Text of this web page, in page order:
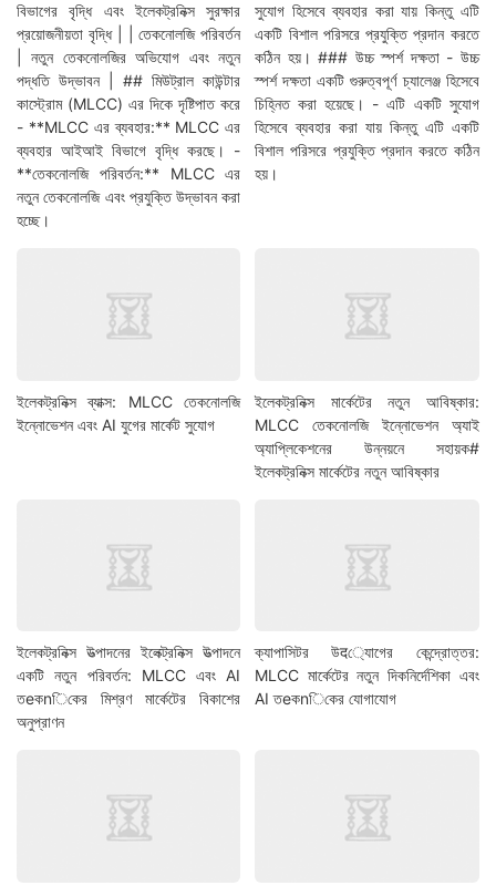
বিভাগের বৃদ্ধি এবং ইলেকট্রনিক্স সুরক্ষার
প্রয়োজনীয়তা বৃদ্ধি | | তেকনোলজি পরিবর্তন
| নতুন তেকনোলজির অভিযোগ এবং নতুন
পদ্ধতি উদ্ভাবন | ## মিউট্রাল কাউন্টার
কাস্ট্রোম (MLCC) এর দিকে দৃষ্টিপাত করে
- **MLCC এর ব্যবহার:** MLCC এর
ব্যবহার আইআই বিভাগে বৃদ্ধি করছে। -
**তেকনোলজি পরিবর্তন:** MLCC এর
নতুন তেকনোলজি এবং প্রযুক্তি উদ্ভাবন করা
হচ্ছে।
সুযোগ হিসেবে ব্যবহার করা যায় কিন্তু এটি
একটি বিশাল পরিসরে প্রযুক্তি প্রদান করতে
কঠিন হয়। ### উচ্চ স্পর্শ দক্ষতা - উচ্চ
স্পর্শ দক্ষতা একটি গুরুত্বপূর্ণ চ্যালেঞ্জ হিসেবে
চিহ্নিত করা হয়েছে। - এটি একটি সুযোগ
হিসেবে ব্যবহার করা যায় কিন্তু এটি একটি
বিশাল পরিসরে প্রযুক্তি প্রদান করতে কঠিন
হয়।
ইলেকট্রনিক্স ব্যাক্স: MLCC তেকনোলজি
ইন্নোভেশন এবং AI যুগের মার্কেট সুযোগ
ইলেকট্রনিক্স মার্কেটের নতুন আবিষ্কার:
MLCC তেকনোলজি ইন্নোভেশন অ্যাই
অ্যাপ্লিকেশনের উন্নয়নে সহায়ক#
ইলেকট্রনিক্স মার্কেটের নতুন আবিষ্কার
ইলেকট্রনিক্স উত্পাদনের ইলেক্ট্রনিক্স উত্পাদনে
একটি নতুন পরিবর্তন: MLCC এবং AI
তeকnিকের মিশ্রণ মার্কেটের বিকাশের
অনুপ্রাণন
ক্যাপাসিটর উद্যোগের কেন্দ্রোত্তর:
MLCC মার্কেটের নতুন দিকনির্দেশিকা এবং
AI তeকnিকের যোগাযোগ